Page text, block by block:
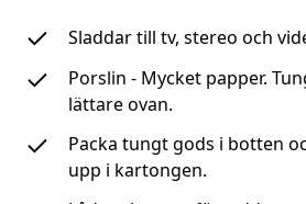
Sladdar till tv, stereo och
Porslin - Mycket papper.
lättare ovan.
Packa tungt gods i botten
upp i kartongen.